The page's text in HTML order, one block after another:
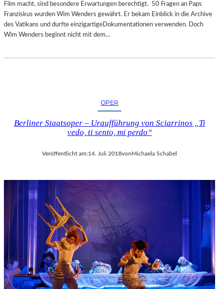
Film macht, sind besondere Erwartungen berechtigt. 50 Fragen an Paps
Franziskus wurden Wim Wenders gewährt. Er bekam Einblick in die Archive
des Vatikans und durfte einzigartigeDokumentationen verwenden. Doch
Wim Wenders beginnt nicht mit dem…
OPER
Berliner Staatsoper – Uraufführung von Sciarrinos „Ti
vedo, ti sento, mi perdo“
Veröffentlicht am:14. Juli 2018vonMichaela Schabel